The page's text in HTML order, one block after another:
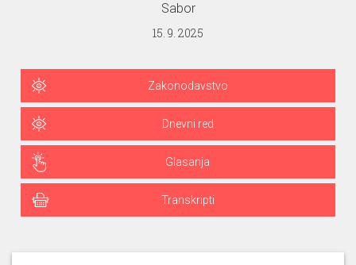
Sabor
15. 9. 2025
Zakonodavstvo
Dnevni red
Glasanja
Transkripti